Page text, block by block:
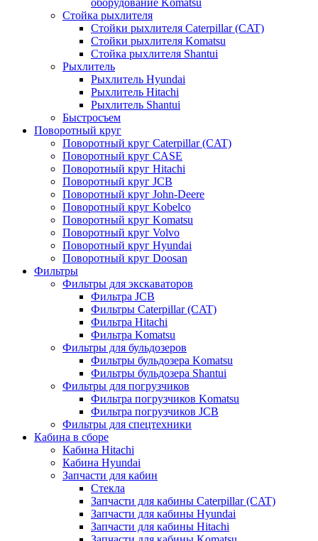
Стойка рыхлителя
Стойки рыхлителя Caterpillar (CAT)
Стойки рыхлителя Komatsu
Стойка рыхлителя Shantui
Рыхлитель
Рыхлитель Hyundai
Рыхлитель Hitachi
Рыхлитель Shantui
Быстросъем
Поворотный круг
Поворотный круг Caterpillar (CAT)
Поворотный круг CASE
Поворотный круг Hitachi
Поворотный круг JCB
Поворотный круг John-Deere
Поворотный круг Kobelco
Поворотный круг Komatsu
Поворотный круг Volvo
Поворотный круг Hyundai
Поворотный круг Doosan
Фильтры
Фильтры для экскаваторов
Фильтра JCB
Фильтры Caterpillar (CAT)
Фильтра Hitachi
Фильтра Komatsu
Фильтры для бульдозеров
Фильтры бульдозера Komatsu
Фильтры бульдозера Shantui
Фильтры для погрузчиков
Фильтра погрузчиков Komatsu
Фильтра погрузчиков JCB
Фильтры для спецтехники
Кабина в сборе
Кабина Hitachi
Кабина Hyundai
Запчасти для кабин
Стекла
Запчасти для кабины Caterpillar (CAT)
Запчасти для кабины Hyundai
Запчасти для кабины Hitachi